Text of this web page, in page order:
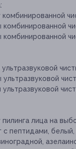
лица на
пептидами,